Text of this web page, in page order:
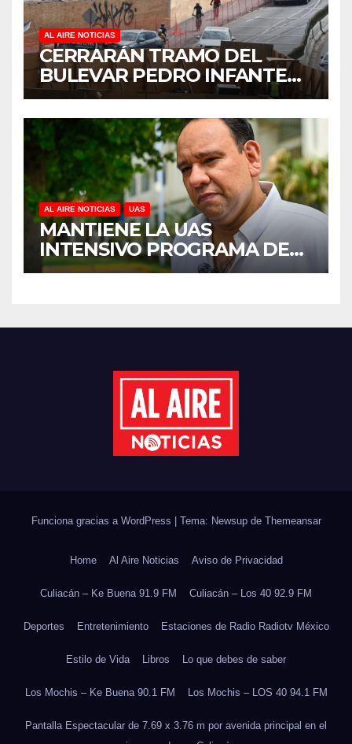
AL AIRE NOTICIAS
CERRARÁN TRAMO DEL
BULEVAR PEDRO INFANTE
PARA ACELERAR OBRAS
ANTES DEL REGRESO A
CLASES
AL AIRE NOTICIAS UAS
MANTIENE LA UAS
INTENSIVO PROGRAMA DE
MANTENIMIENTO Y
DEL CICLO ESCOLAR 2026-
Funciona gracias a WordPress Tema: Newsup de Themeansar
Home Al Aire Noticias Aviso de Privacidad
Culiacán – Ke Buena 91.9 FM Culiacán – Los 40 92.9 FM
Deportes Entretenimiento Estaciones de Radio Radiotv México
Estilo de Vida Libros Lo que debes de saber
Los Mochis – Ke Buena 90.1 FM Los Mochis – LOS 40 94.1 FM
Pantalla Espectacular de 7.69 x 3.76 m por avenida principal en el